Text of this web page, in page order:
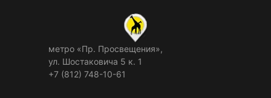
метро «Пр. Просвещения»,
ул. Шостаковича 5 к. 1
+7 (812) 748-10-61